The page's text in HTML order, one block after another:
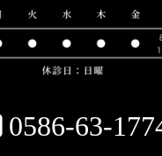
0586-63-